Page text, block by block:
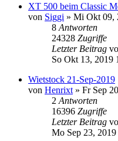
XT 500 beim Classic
von Siggi » Mi Okt 09,
8 Antworten
24328 Zugriffe
Letzter Beitrag
So Okt 13, 2019
Wietstock 21-Sep-2019
von Henrixt » Fr Sep
2 Antworten
16396 Zugriffe
Letzter Beitrag
Mo Sep 23,